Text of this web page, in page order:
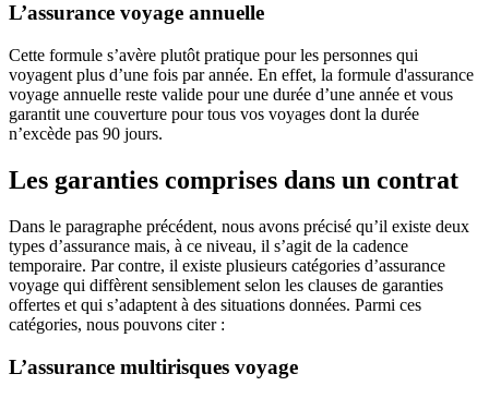
L’assurance voyage annuelle
Cette formule s’avère plutôt pratique pour les personnes qui
voyagent plus d’une fois par année. En effet, la formule d'assurance
voyage annuelle reste valide pour une durée d’une année et vous
garantit une couverture pour tous vos voyages dont la durée
n’excède pas 90 jours.
Les garanties comprises dans un contrat
Dans le paragraphe précédent, nous avons précisé qu’il existe deux
types d’assurance mais, à ce niveau, il s’agit de la cadence
temporaire. Par contre, il existe plusieurs catégories d’assurance
voyage qui diffèrent sensiblement selon les clauses de garanties
offertes et qui s’adaptent à des situations données. Parmi ces
catégories, nous pouvons citer :
L’assurance multirisques voyage